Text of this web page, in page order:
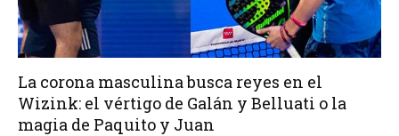
La corona masculina busca reyes en el
Wizink: el vértigo de Galán y Belluati o la
magia de Paquito y Juan